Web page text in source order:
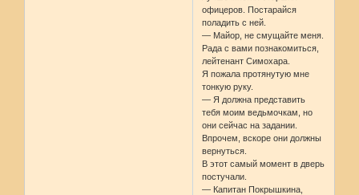
офицеров. Постарайся
поладить с ней.
— Майор, не смущайте меня.
Рада с вами познакомиться,
лейтенант Симохара.
Я пожала протянутую мне
тонкую руку.
— Я должна представить
тебя моим ведьмочкам, но
они сейчас на задании.
Впрочем, вскоре они должны
вернуться.
В этот самый момент в дверь
постучали.
— Капитан Покрышкина,